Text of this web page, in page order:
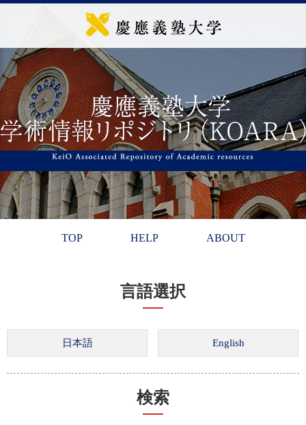
TOP HELP ABOUT
言語選択
検索